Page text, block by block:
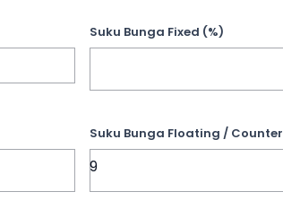
Suku Bunga Fixed (%)
Suku Bunga Floating /